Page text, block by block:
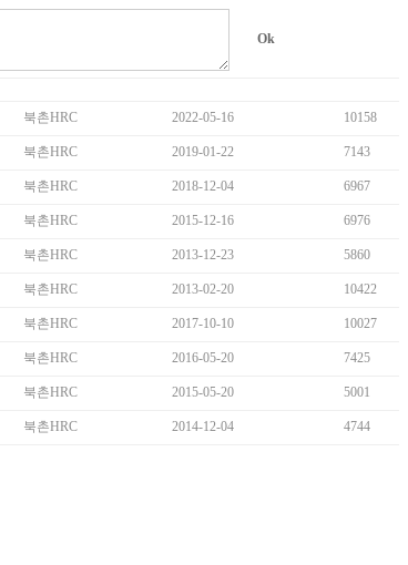
북촌HRC 2022-05-16 10158
북촌HRC 2019-01-22 7143
북촌HRC 2018-12-04 6967
북촌HRC 2015-12-16 6976
북촌HRC 2013-12-23 5860
북촌HRC 2013-02-20 10422
북촌HRC 2017-10-10 10027
북촌HRC 2016-05-20 7425
북촌HRC 2015-05-20 5001
북촌HRC 2014-12-04 4744